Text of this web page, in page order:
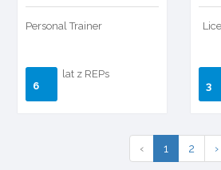
Personal Trainer
6
lat z REPs
3
‹ 1 2 ›